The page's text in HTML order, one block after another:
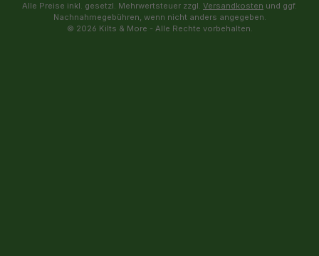
Alle Preise inkl. gesetzl. Mehrwertsteuer zzgl. Versandkosten und ggf.
Nachnahmegebühren, wenn nicht anders angegeben.
© 2026 Kilts & More - Alle Rechte vorbehalten.